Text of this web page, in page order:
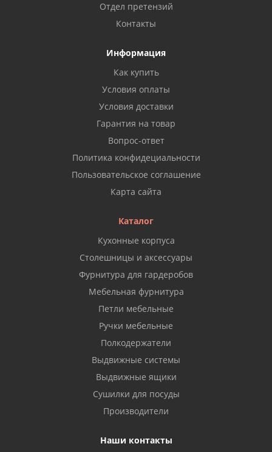
Отдел претензий
Контакты
Информация
Как купить
Условия оплаты
Условия доставки
Гарантия на товар
Вопрос-ответ
Политика конфидециальности
Пользовательское соглашение
Карта сайта
Каталог
Кухонные корпуса
Столешницы и аксессуары
Фурнитура для гардеробов
Мебельная фурнитура
Петли мебельные
Ручки мебельные
Полкодержатели
Выдвижные системы
Выдвижные ящики
Сушилки для посуды
Производители
Наши контакты